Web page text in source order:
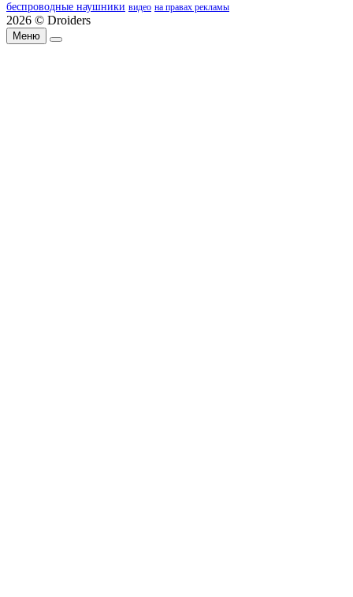
беспроводные наушники видео на правах рекламы
2026 © Droiders
Меню